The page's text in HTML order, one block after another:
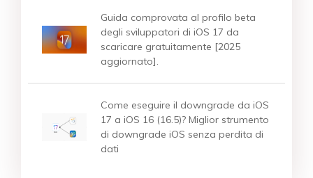
Guida comprovata al profilo beta
degli sviluppatori di iOS 17 da
scaricare gratuitamente [2025
aggiornato].
Come eseguire il downgrade da iOS
17 a iOS 16 (16.5)? Miglior strumento
di downgrade iOS senza perdita di
dati